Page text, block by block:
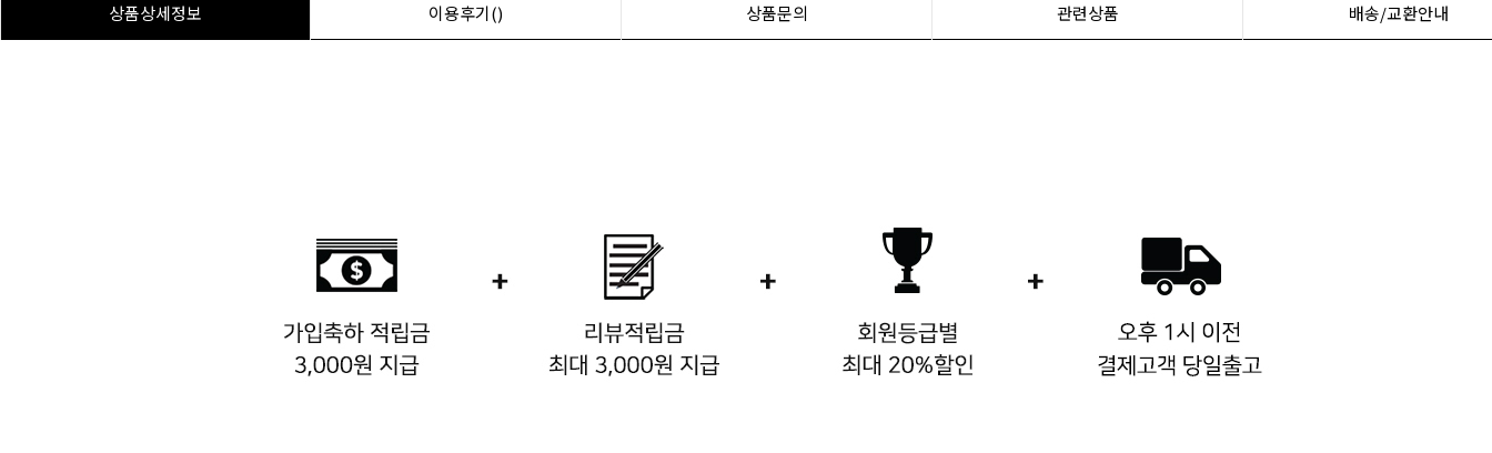
상품상세정보 이용후기() 상품문의 관련상품 배송/교환안내